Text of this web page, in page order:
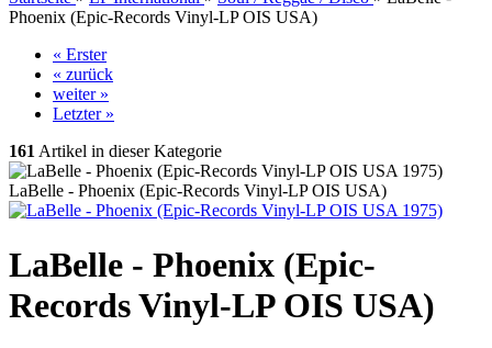
Phoenix (Epic-Records Vinyl-LP OIS USA)
« Erster
« zurück
weiter »
Letzter »
161Artikel in dieser Kategorie
LaBelle - Phoenix (Epic-Records Vinyl-LP OIS USA)
LaBelle - Phoenix (Epic-
Records Vinyl-LP OIS USA)